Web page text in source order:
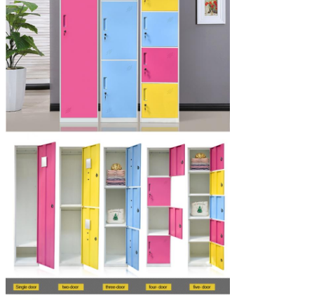
Торговые
термины:
EXW, ОБМАНЫВАЮТ, CIF, C&F в обычном, или
как потребность